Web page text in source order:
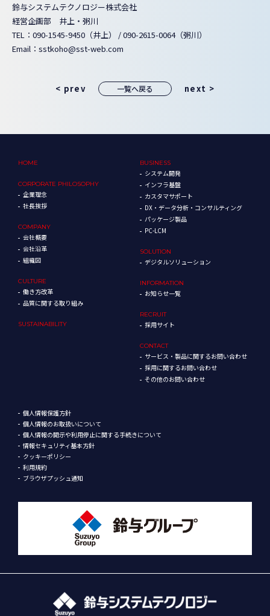
鈴与システムテクノロジー株式会社
経営企画部 井上・粥川
TEL：090-1545-9450（井上） / 090-2615-0064（粥川）
Email：sstkoho@sst-web.com
< prev 一覧へ戻る next >
HOME
CORPORATE PHILOSOPHY
企業理念
社長挨拶
COMPANY
会社概要
会社沿革
組織図
CULTURE
働き方改革
品質に関する取り組み
SUSTAINABILITY
BUSINESS
システム開発
インフラ基盤
カスタマサポート
DX・データ分析・コンサルティング
パッケージ製品
PC-LCM
SOLUTION
デジタルソリューション
INFORMATION
お知らせ一覧
RECRUIT
採用サイト
CONTACT
サービス・製品に関するお問い合わせ
採用に関するお問い合わせ
その他のお問い合わせ
個人情報保護方針
個人情報のお取扱いについて
個人情報の開示や利用停止に関する手続きについて
情報セキュリティ基本方針
クッキーポリシー
利用規約
ブラウザプッシュ通知